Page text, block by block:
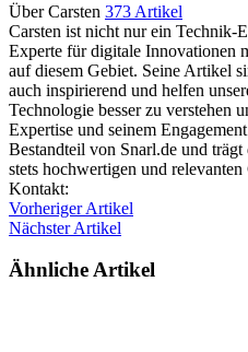
Über Carsten 373 Artikel
Carsten ist nicht nur ein Technik-
Experte für digitale Innovationen
auf diesem Gebiet. Seine Artikel
auch inspirierend und helfen
Technologie besser zu verstehen
Expertise und seinem
Bestandteil von Snarl.de und
stets hochwertigen und
Kontakt:
Vorheriger Artikel
Nächster Artikel
Ähnliche Artikel